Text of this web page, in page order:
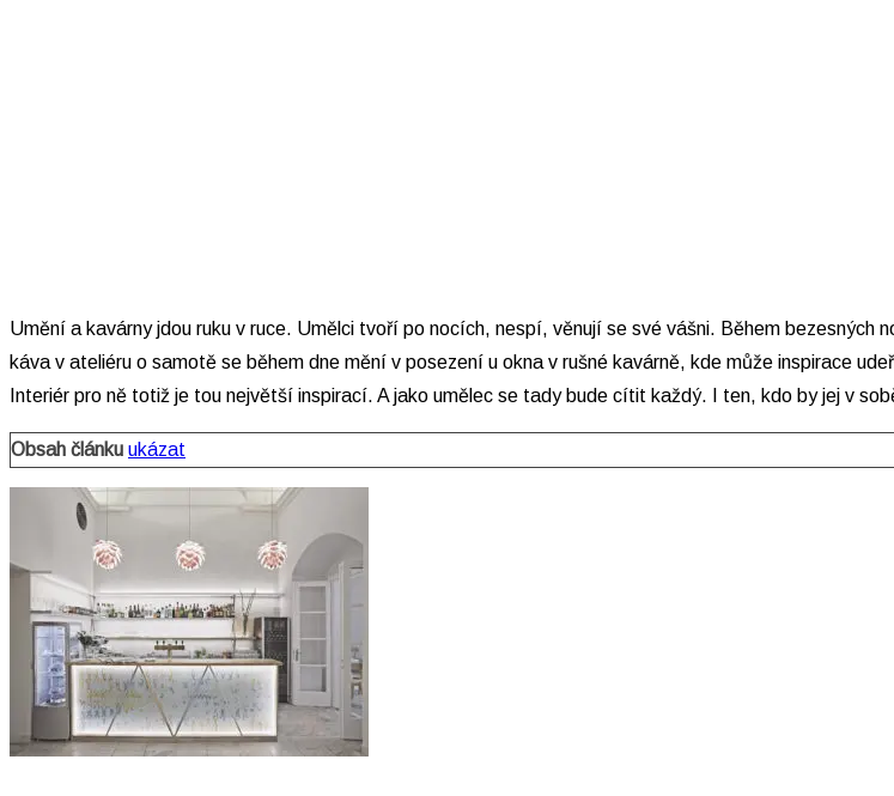
Umění a kavárny jdou ruku v ruce. Umělci tvoří po nocích, nespí, věnují se své vášni. Během
káva v ateliéru o samotě se během dne mění v posezení u okna v rušné kavárně, kde může inspirace
Interiér pro ně totiž je tou největší inspirací. A jako umělec se tady bude cítit každý. I ten, kdo by jej v
Obsah článku ukázat